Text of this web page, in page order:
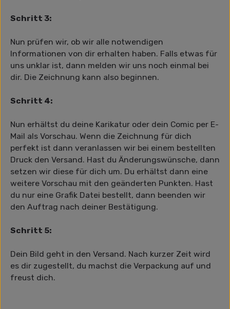
Schritt 3:
Nun prüfen wir, ob wir alle notwendigen
Informationen von dir erhalten haben. Falls etwas für
uns unklar ist, dann melden wir uns noch einmal bei
dir. Die Zeichnung kann also beginnen.
Schritt 4:
Nun erhältst du deine Karikatur oder dein Comic per E-
Mail als Vorschau. Wenn die Zeichnung für dich
perfekt ist dann veranlassen wir bei einem bestellten
Druck den Versand. Hast du Änderungswünsche, dann
setzen wir diese für dich um. Du erhältst dann eine
weitere Vorschau mit den geänderten Punkten. Hast
du nur eine Grafik Datei bestellt, dann beenden wir
den Auftrag nach deiner Bestätigung.
Schritt 5:
Dein Bild geht in den Versand. Nach kurzer Zeit wird
es dir zugestellt, du machst die Verpackung auf und
freust dich.